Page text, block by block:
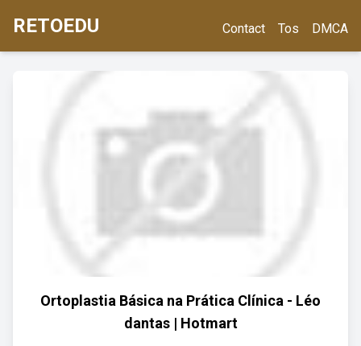
RETOEDU Contact Tos DMCA
Ortoplastia Básica na Prática Clínica - Léo
dantas | Hotmart